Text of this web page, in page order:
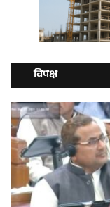
विपक्ष